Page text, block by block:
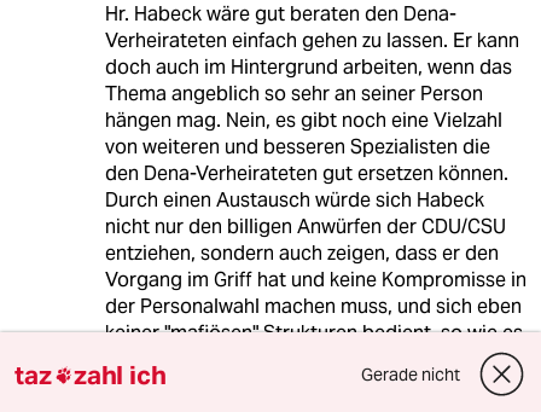
Hr. Habeck wäre gut beraten den Dena-
Verheirateten einfach gehen zu lassen. Er kann
doch auch im Hintergrund arbeiten, wenn das
Thema angeblich so sehr an seiner Person
hängen mag. Nein, es gibt noch eine Vielzahl
von weiteren und besseren Spezialisten die
den Dena-Verheirateten gut ersetzen können.
Durch einen Austausch würde sich Habeck
nicht nur den billigen Anwürfen der CDU/CSU
entziehen, sondern auch zeigen, dass er den
Vorgang im Griff hat und keine Kompromisse in
der Personalwahl machen muss, und sich eben
keiner "mafiösen" Strukturen bedient, so wie es
z.B. die CSU im Masken-Mafia-Skandal von
Tandler bis Stadler vollzogen haben.
taz zahl ich Gerade nicht